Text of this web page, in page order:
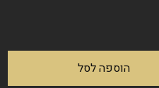
הוספה לסל